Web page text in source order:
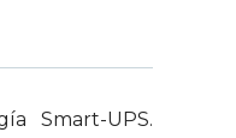
Smart-UPS.